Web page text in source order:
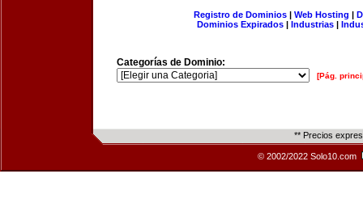
Registro de Dominios| Web Hosting |
Dominios Expirados | Industrias |
Categorías de Dominio:
[Pág.
** Precios
© 2002/2022 Solo10.com